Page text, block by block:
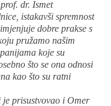
dr. Ismet
istakavši spremnost
dobre prakse s
pružamo našim
koje su
što se ona odnosi
kao što su ratni
prisustvovao i Omer